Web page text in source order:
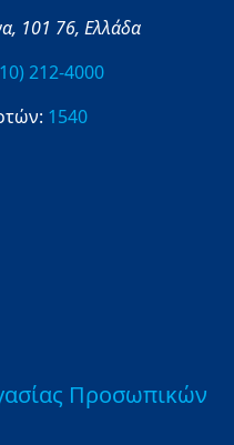
101 76, Ελλάδα
212-4000
1540
Προσωπικών